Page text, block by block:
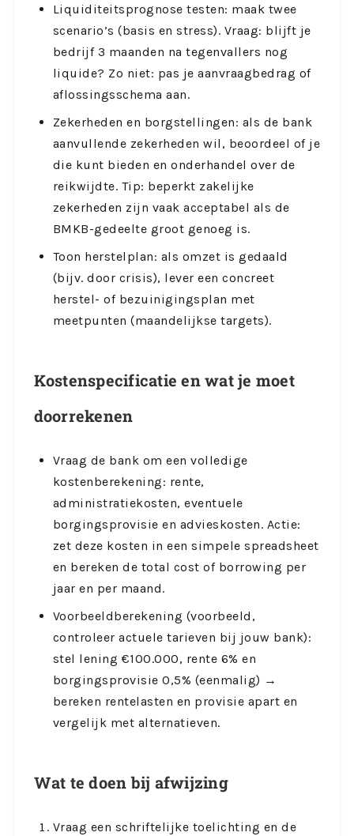
Liquiditeitsprognose testen: maak twee
scenario’s (basis en stress). Vraag: blijft je
bedrijf 3 maanden na tegenvallers nog
liquide? Zo niet: pas je aanvraagbedrag of
aflossingsschema aan.
Zekerheden en borgstellingen: als de bank
aanvullende zekerheden wil, beoordeel of je
die kunt bieden en onderhandel over de
reikwijdte. Tip: beperkt zakelijke
zekerheden zijn vaak acceptabel als de
BMKB-gedeelte groot genoeg is.
Toon herstelplan: als omzet is gedaald
(bijv. door crisis), lever een concreet
herstel- of bezuinigingsplan met
meetpunten (maandelijkse targets).
Kostenspecificatie en wat je moet
doorrekenen
Vraag de bank om een volledige
kostenberekening: rente,
administratiekosten, eventuele
borgingsprovisie en advieskosten. Actie:
zet deze kosten in een simpele spreadsheet
en bereken de total cost of borrowing per
jaar en per maand.
Voorbeeldberekening (voorbeeld,
controleer actuele tarieven bij jouw bank):
stel lening €100.000, rente 6% en
borgingsprovisie 0,5% (eenmalig) →
bereken rentelasten en provisie apart en
vergelijk met alternatieven.
Wat te doen bij afwijzing
Vraag een schriftelijke toelichting en de